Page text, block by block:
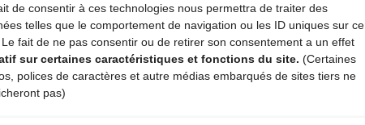
de consentir à ces technologies nous permettra de traiter des
telles que le comportement de navigation ou les ID uniques sur ce
fait de ne pas consentir ou de retirer son consentement a un effet
sur certaines caractéristiques et fonctions du site. (Certaines
polices de caractères et autre médias embarqués de sites tiers ne
pas)
Cliquez ici pour accepter les cookies de